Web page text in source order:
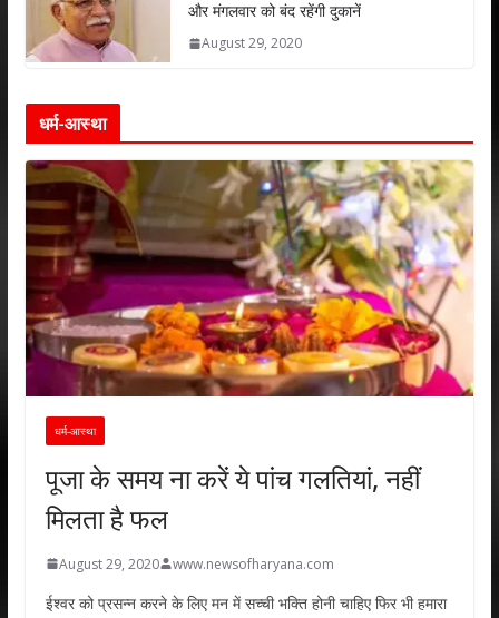
और मंगलवार को बंद रहेंगी दुकानें
August 29, 2020
धर्म-आस्था
धर्म-आस्था
पूजा के समय ना करें ये पांच गलतियां, नहीं
मिलता है फल
August 29, 2020 www.newsofharyana.com
ईश्वर को प्रसन्न करने के लिए मन में सच्ची भक्ति होनी चाहिए फिर भी हमारा